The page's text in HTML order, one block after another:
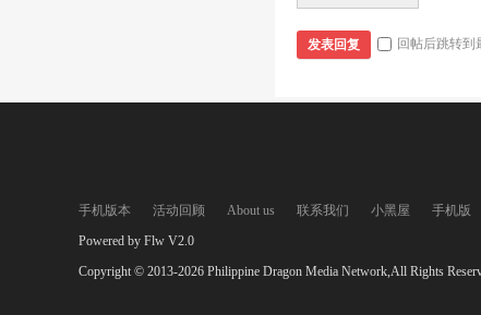
发表回复 回帖后跳转到
手机版本 活动回顾 About us 联系我们 小黑屋 手机版
Powered by Flw V2.0
Copyright © 2013-2026 Philippine Dragon Media Network,All Rights